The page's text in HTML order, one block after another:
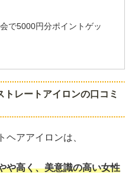
で5000円分ポイントゲッ
レートアイロンの口コミ
ヘアアイロンは、
や高く、美意識の高い女性